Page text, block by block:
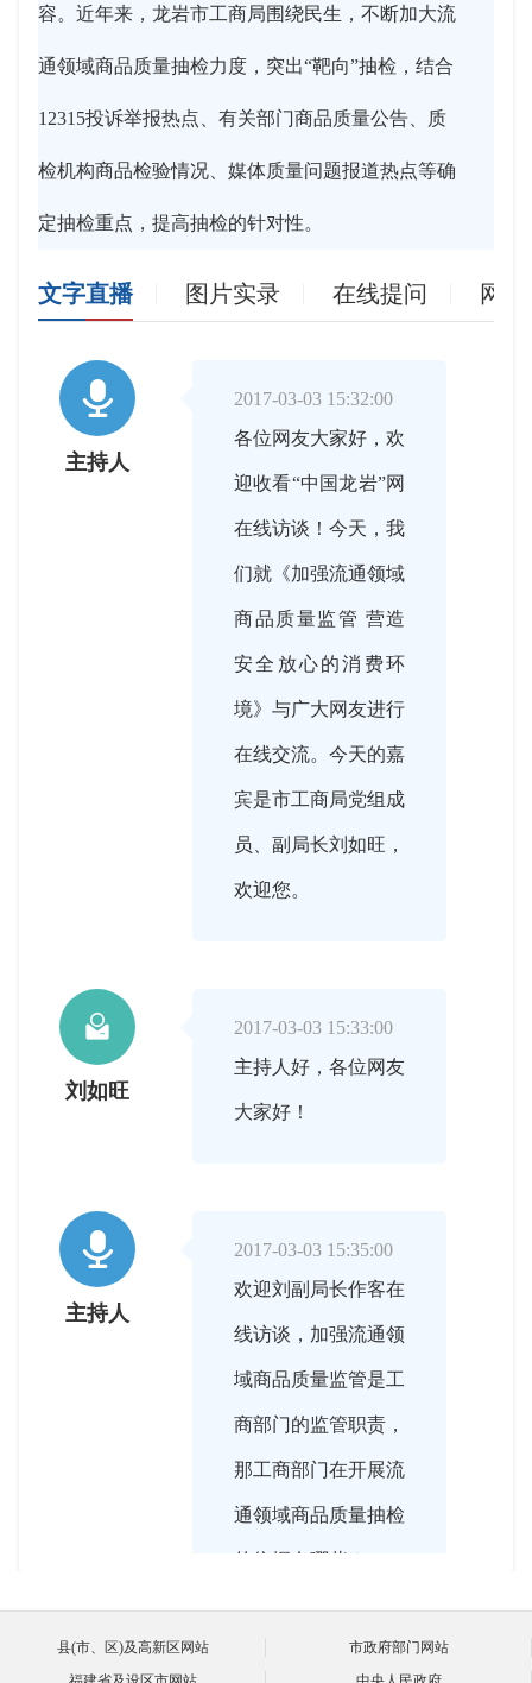
容。近年来，龙岩市工商局围绕民生，不断加大流
通领域商品质量抽检力度，突出“靶向”抽检，结合
12315投诉举报热点、有关部门商品质量公告、质
检机构商品检验情况、媒体质量问题报道热点等确
定抽检重点，提高抽检的针对性。
文字直播 图片实录 在线提问 网

主持人
2017-03-03 15:32:00
各位网友大家好，欢
迎收看“中国龙岩”网
在线访谈！今天，我
们就《加强流通领域
商品质量监管 营造
安全放心的消费环
境》与广大网友进行
在线交流。今天的嘉
宾是市工商局党组成
员、副局长刘如旺，
欢迎您。

刘如旺
2017-03-03 15:33:00
主持人好，各位网友
大家好！

主持人
2017-03-03 15:35:00
欢迎刘副局长作客在
线访谈，加强流通领
域商品质量监管是工
商部门的监管职责，
那工商部门在开展流
通领域商品质量抽检
的依据有哪些？
县(市、区)及高新区网站
市政府部门网站